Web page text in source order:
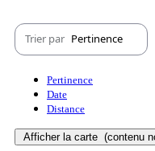
Trier par Pertinence
Pertinence
Date
Distance
Afficher la carte (contenu